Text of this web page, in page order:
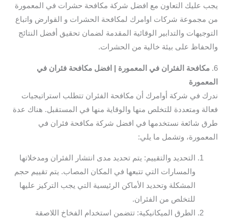
يجب عليك التعاون مع افضل شركة مكافحة حشرات في المعمورة
من مجموعة شركات اوامرك لمكافحة الحشرات و القوارض واتباع
التوجيهات والتدابير الوقائية المقدمة لضمان تحقيق أفضل النتائج
والحفاظ على بيئة خالية من الحشرات.
6. مكافحة الفئران في المعمورة | افضل مكافحة فئران في
المعمورة
ندرك في شركة أوامرك أن مكافحة الفئران تتطلب استراتيجيات
فعالة ومتعددة للتخلص منها والوقاية منها في المستقبل. هناك عدة
طرق شائعة نستخدمها في افضل شركة مكافحة فئران في
المعمورة، وتشمل ما يلي:
التحديد والتقييم: يتم تحديد مدى انتشار الفئران ومدخلاتها
والمسارات التي تتبعها في المكان المصاب. يتم تقييم حجم
المشكلة وتحديد الأماكن الرئيسية التي يجب التركيز عليها
للتخلص من الفئران.
الطرق الميكانيكية: تتضمن استخدام الفخاخ اللاصقة